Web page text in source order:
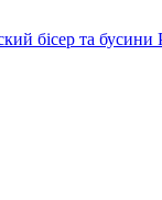
бісер та бусини